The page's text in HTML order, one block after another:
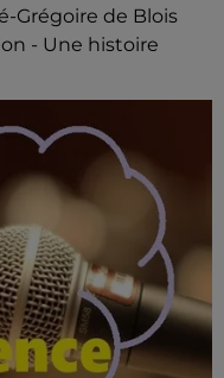
Grégoire de Blois
- Une histoire